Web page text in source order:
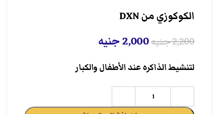
الكوكوزي من DXN
2,200جنيه2,000جنيه
لتنشيط الذاكره عند الأطفال والكبار